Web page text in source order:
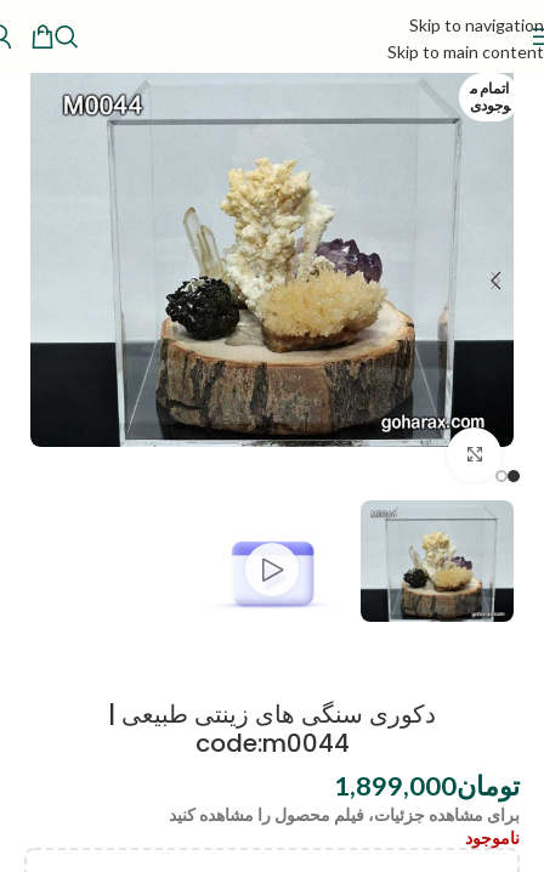
Skip to navigation
Skip to main content
اتمام م
وجودی
دکوری سنگی های زینتی طبیعی |
code:m0044
تومان1,899,000
برای مشاهده جزئیات، فیلم محصول را مشاهده کنید
ناموجود